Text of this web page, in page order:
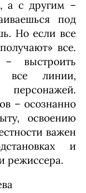
все-таки
языку?
словом можно
– не
в
контексте той
гораздо
больше, чем
что любые
заметные,